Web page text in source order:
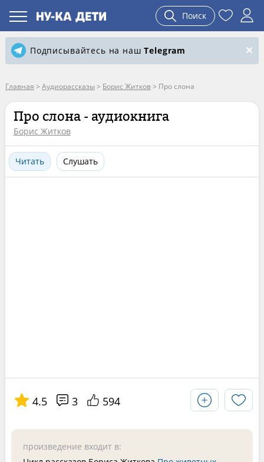
Поиск
Подписывайтесь на нашTelegram
Главная > Аудиорассказы > Борис Житков> Про слона
Про слона - аудиокнига
Борис Житков
Читать Слушать
4.5 3 594
произведение входит в: